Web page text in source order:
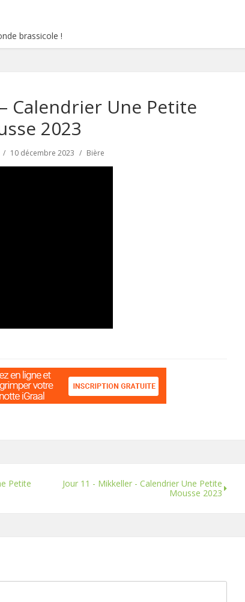
brassicole !
Calendrier Une Petite
2023
10 décembre 2023 Bière
Petite
Jour 11 - Mikkeller - Calendrier Une Petite
Mousse 2023